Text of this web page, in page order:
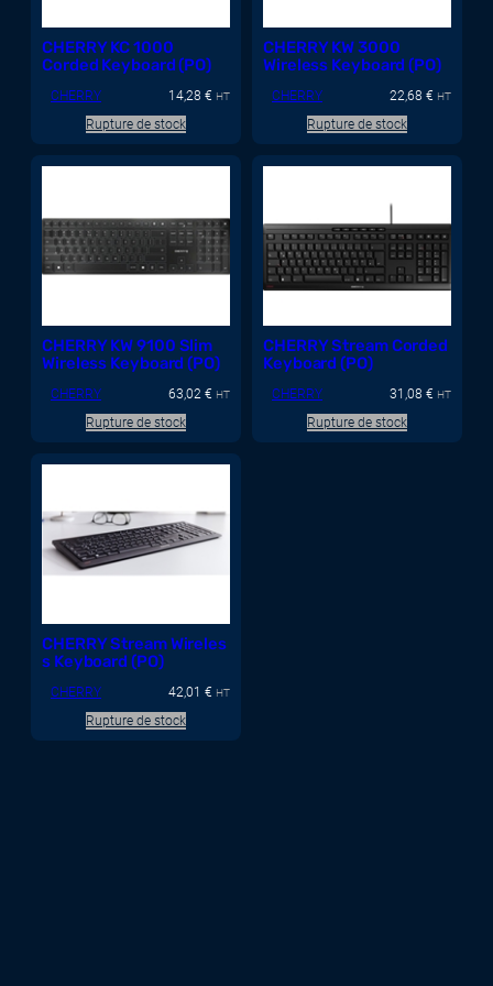
CHERRY KC 1000
Corded Keyboard (PO)
CHERRY 14,28 € HT
Rupture de stock
CHERRY KW 3000
Wireless Keyboard (PO)
CHERRY 22,68 € HT
Rupture de stock
CHERRY KW 9100 Slim
Wireless Keyboard (PO)
CHERRY 63,02 € HT
Rupture de stock
CHERRY Stream Corded
Keyboard (PO)
CHERRY 31,08 € HT
Rupture de stock
CHERRY Stream Wireles
s Keyboard (PO)
CHERRY 42,01 € HT
Rupture de stock